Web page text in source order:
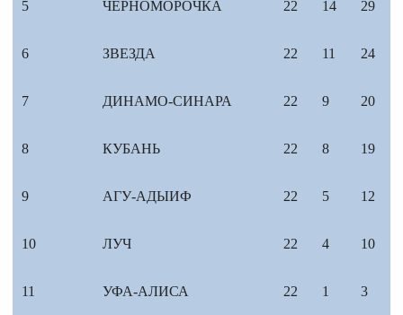
5 ЧЕРНОМОРОЧКА 22 14 29
6 ЗВЕЗДА 22 11 24
7 ДИНАМО-СИНАРА 22 9 20
8 КУБАНЬ 22 8 19
9 АГУ-АДЫИФ 22 5 12
10 ЛУЧ 22 4 10
11 УФА-АЛИСА 22 1 3